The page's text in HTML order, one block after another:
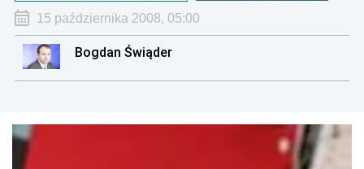
15 października 2008, 05:00
Bogdan Świąder